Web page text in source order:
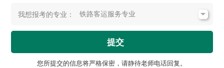
我想报考的专业：
提交
您所提交的信息将严格保密，请静待老师电话回复。